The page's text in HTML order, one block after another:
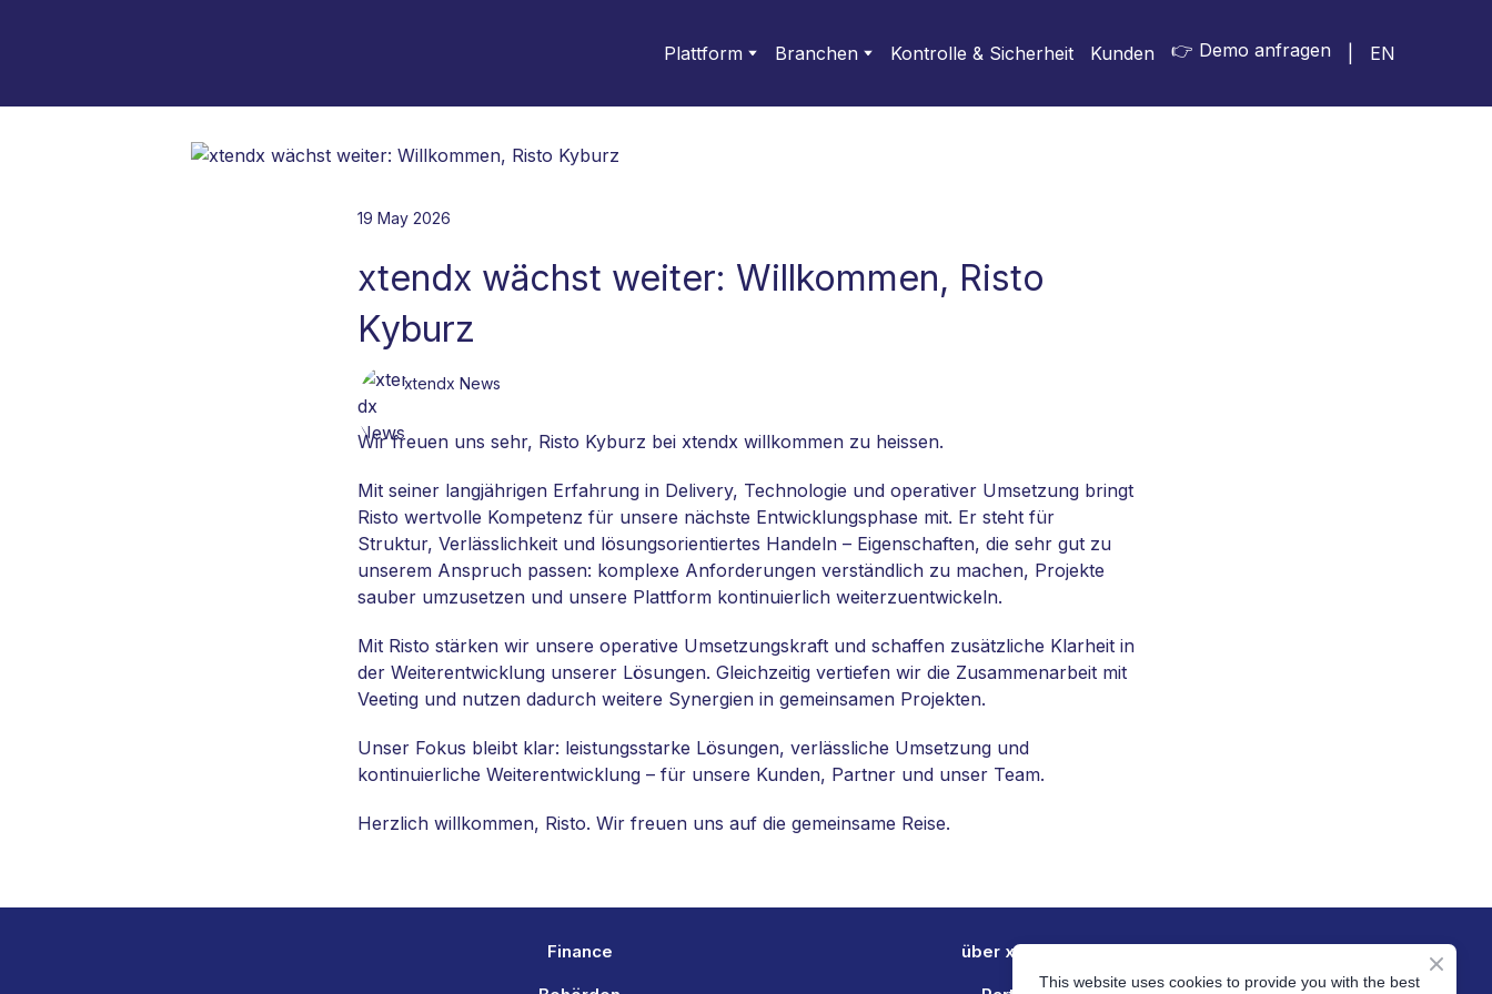
Plattform Branchen Kontrolle & Sicherheit Kunden 👉 Demo anfragen EN
19 May 2026
xtendx wächst weiter: Willkommen, Risto
Kyburz
xtendx News
Wir freuen uns sehr, Risto Kyburz bei xtendx willkommen zu heissen.
Mit seiner langjährigen Erfahrung in Delivery, Technologie und operativer Umsetzung bringt
Risto wertvolle Kompetenz für unsere nächste Entwicklungsphase mit. Er steht für
Struktur, Verlässlichkeit und lösungsorientiertes Handeln – Eigenschaften, die sehr gut zu
unserem Anspruch passen: komplexe Anforderungen verständlich zu machen, Projekte
sauber umzusetzen und unsere Plattform kontinuierlich weiterzuentwickeln.
Mit Risto stärken wir unsere operative Umsetzungskraft und schaffen zusätzliche Klarheit in
der Weiterentwicklung unserer Lösungen. Gleichzeitig vertiefen wir die Zusammenarbeit mit
Veeting und nutzen dadurch weitere Synergien in gemeinsamen Projekten.
Unser Fokus bleibt klar: leistungsstarke Lösungen, verlässliche Umsetzung und
kontinuierliche Weiterentwicklung – für unsere Kunden, Partner und unser Team.
Herzlich willkommen, Risto. Wir freuen uns auf die gemeinsame Reise.
Finance über xtendx Insights
This website uses cookies to provide you with the best